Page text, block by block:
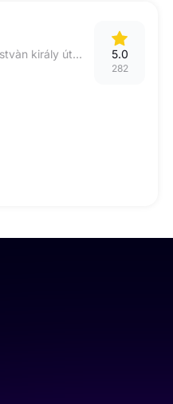
6300 Kalocsa Szent Istvàn király út 81 5.0
282